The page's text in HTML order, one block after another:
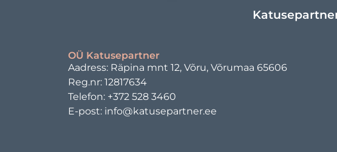
OÜ Katusepartner
Aadress: Räpina mnt 12, Võru, Võrumaa 65606
Reg.nr: 12817634
Telefon: +372 528 3460
E-post: info@katusepartner.ee